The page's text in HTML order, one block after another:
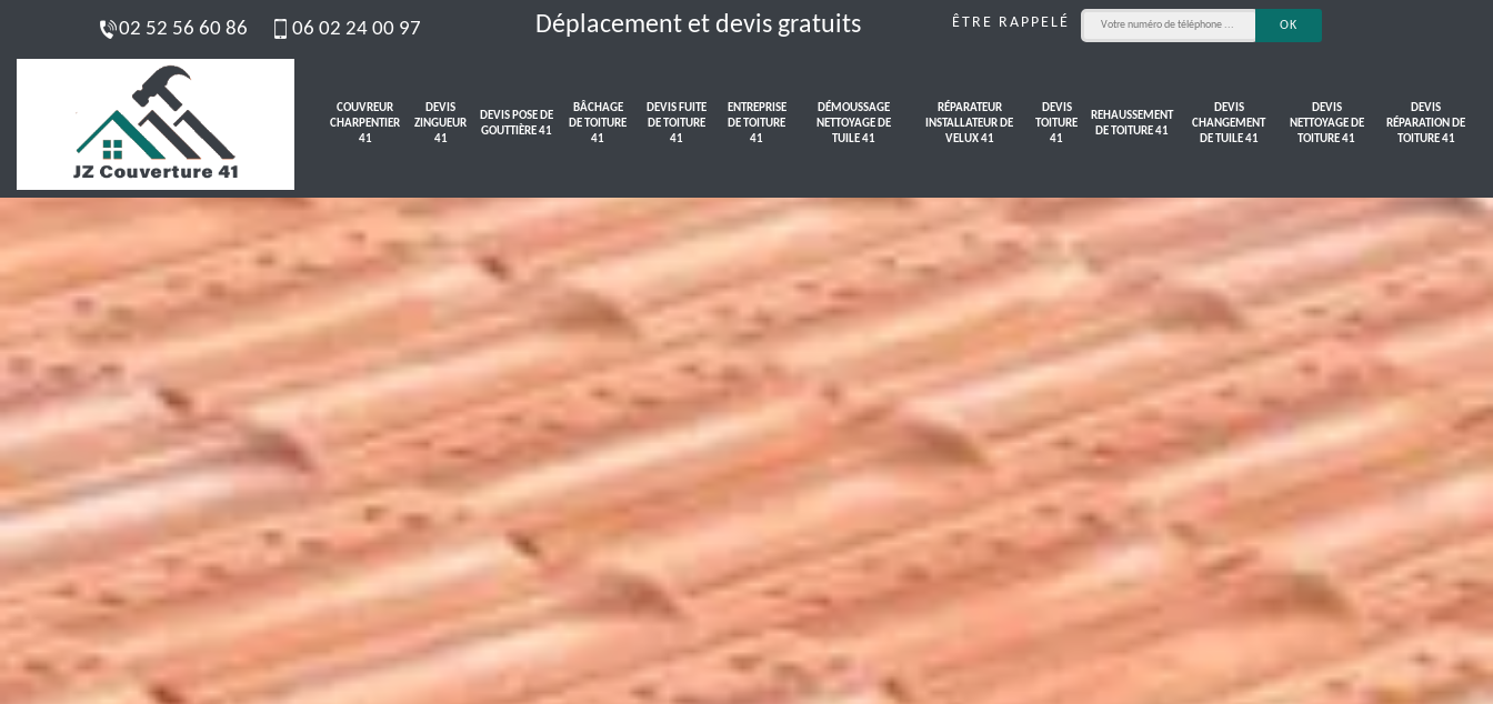
02 52 56 60 86 06 02 24 00 97 Déplacement et devis gratuits ÊTRE RAPPELÉ
COUVREUR
CHARPENTIER
41
DEVIS
ZINGUEUR
41
DEVIS POSE DE
GOUTTIÈRE 41
BÂCHAGE
DE TOITURE
41
DEVIS FUITE
DE TOITURE
41
ENTREPRISE
DE TOITURE
41
DÉMOUSSAGE
NETTOYAGE DE
TUILE 41
RÉPARATEUR
INSTALLATEUR DE
VELUX 41
DEVIS
TOITURE
41
REHAUSSEMENT
DE TOITURE 41
DEVIS
CHANGEMENT
DE TUILE 41
DEVIS
NETTOYAGE DE
TOITURE 41
DEVIS
RÉPARATION DE
TOITURE 41